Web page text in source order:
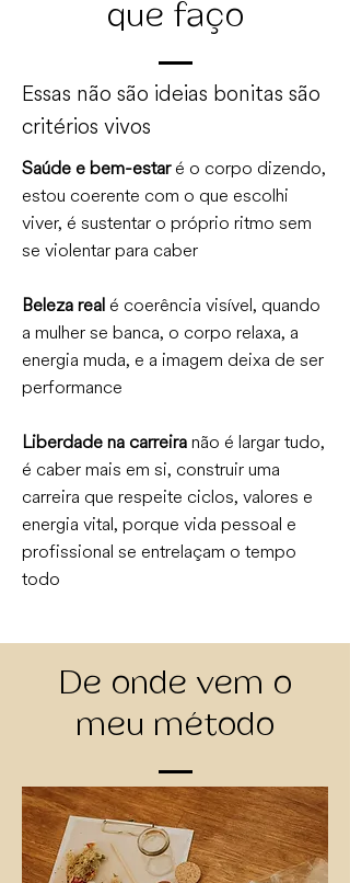
que faço
Essas não são ideias bonitas são
critérios vivos
Saúde e bem-estaré o corpo dizendo,
estou coerente com o que escolhi
viver, é sustentar o próprio ritmo sem
se violentar para caber
Beleza real é coerência visível, quando
a mulher se banca, o corpo relaxa, a
energia muda, e a imagem deixa de ser
performance
Liberdade na carreiranão é largar tudo,
é caber mais em si, construir uma
carreira que respeite ciclos, valores e
energia vital, porque vida pessoal e
profissional se entrelaçam o tempo
todo
De onde vem o
meu método